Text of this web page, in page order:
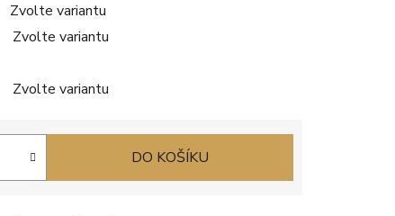
Zvolte variantu
Zvolte variantu
Zvolte variantu
DO KOŠÍKU